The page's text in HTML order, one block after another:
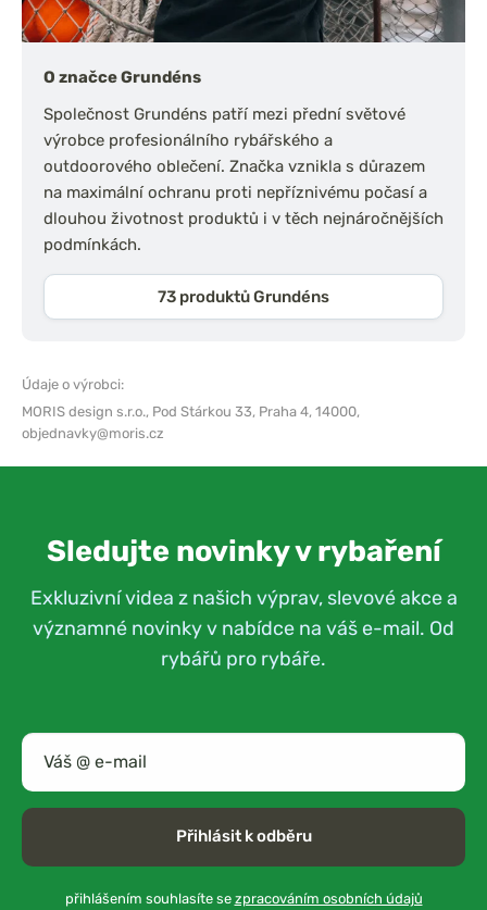
O značce Grundéns
Společnost Grundéns patří mezi přední světové
výrobce profesionálního rybářského a
outdoorového oblečení. Značka vznikla s důrazem
na maximální ochranu proti nepříznivému počasí a
dlouhou životnost produktů i v těch nejnáročnějších
podmínkách.
73 produktů Grundéns
Údaje o výrobci:
MORIS design s.r.o., Pod Stárkou 33, Praha 4, 14000,
objednavky@moris.cz
Sledujte novinky v rybaření
Exkluzivní videa z našich výprav, slevové akce a
významné novinky v nabídce na váš e-mail. Od
rybářů pro rybáře.
Přihlásit k odběru
přihlášením souhlasíte se zpracováním osobních údajů